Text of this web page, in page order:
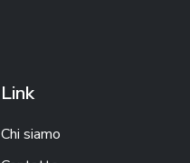
Link
Chi siamo